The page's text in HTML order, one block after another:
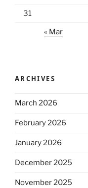
31
« Mar
ARCHIVES
March 2026
February 2026
January 2026
December 2025
November 2025